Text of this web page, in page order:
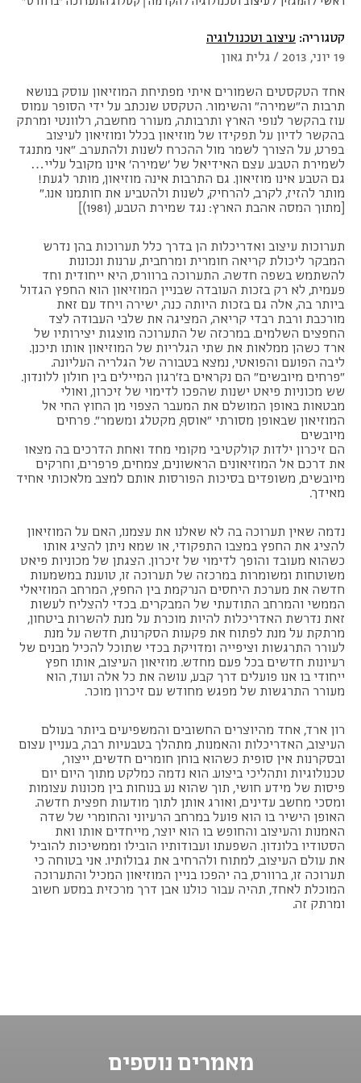
קטגוריה: עיצוב וטכנולוגיה
19 יוני, 2013 / גלית גאון
אחד הטקסטים השמורים איתי מפתיחת המוזיאון עוסק בנושא
תרבות ה"שמירה" והשימור. הטקסט שנכתב על ידי הסופר עמוס
עוז בהקשר לנופי הארץ ותרבותה, מעורר מחשבה, רלוונטי ומרתק
בהקשר לדיון על תפקידו של מוזיאון בכלל ומוזיאון לעיצוב
בפרט, על הצורך לשמר מול ההכרח לשנות ולהתערב. "אני מתנגד
לשמירת הטבע. עצם האידיאל של 'שמירה' אינו מקובל עליי…
גם הטבע אינו מוזיאון. גם התרבות אינה מוזיאון, מותר לגעת!
מותר להזיז, לקרב, להרחיק, לשנות ולהטביע את חותמנו אנו."
[מתוך המסה אהבת הארץ: נגד שמירת הטבע, (1981)]
תערוכות עיצוב ואדריכלות הן בדרך כלל תערוכות בהן נדרש
המבקר ליכולת קריאה חומרית ומרחבית, ערנות ונכונות
להשתמש בשפה חדשה. התערוכה ברוורס, היא ייחודית וחד
פעמית, לא רק בזכות העובדה שבניין המוזיאון הוא החפץ הגדול
ביותר בה, אלה גם בזכות היותה כנה, ישירה ויחד עם זאת
מורכבת ורבת רבדי קריאה, המציגה את שלבי העבודה לצד
החפצים השלמים. במרכזה של התערוכה מוצגות יצירותיו של
ארד כשהן ממלאות את שתי הגלריות של המוזיאון אותו תיכנן.
ליבה הפועם והפואטי, נמצא בטבורה של הגלריה העליונה.
"פרחים מיובשים" הם נקראים בז'רגון המיילים בין חולון ללונדון.
שש מכוניות פיאט ישנות שהפכו לדימוי של זיכרון, ואולי
מבטאות באופן המושלם את המעבר הצפוי מן החוץ החי אל
המוזיאון שבאופן מסורתי "אוסף, מקטלג ומשמר". פרחים
מיובשים
הם זיכרון ילדות קולקטיבי מקומי מחד ואחת הדרכים בה מצאו
את דרכם אל המוזיאונים הראשונים, צמחים, פרפרים, וחרקים
מיובשים, משופדים בסיכות הפורסות אותם למצב מלאכותי אחיד
מאידך.
נדמה שאין תערוכה בה לא שאלנו את עצמנו, האם על המוזיאון
להציג את החפץ במצבו התפקודי, או שמא ניתן להציג אותו
כשהוא מעובד והופך לדימוי של זיכרון. הצגתן של מכוניות פיאט
משוטחות ומשומרות במרכזה של תערוכה זו, טוענת במשמעות
חדשה את מערכת היחסים הנרקמת בין החפץ, המרחב המוזיאלי
הממשי והמרחב התודעתי של המבקרים. בכדי להצליח לעשות
זאת נדרשת האדריכלות להיות מוכרת על מנת להשרות ביטחון,
מרתקת על מנת לפתוח את פקעות הסקרנות, חדשה על מנת
לעורר התרגשות וציפייה ומדויקת בכדי שתוכל להכיל מבנים של
רעיונות חדשים בכל פעם מחדש. מוזיאון העיצוב, אותו חפץ
ייחודי בו אנו פועלים דרך קבע, עושה את כל אלה ועוד, הוא
מעורר התרגשות של מפגש מחודש עם זיכרון מוכר.
רון ארד, אחד מהיוצרים החשובים והמשפיעים ביותר בעולם
העיצוב, האדריכלות והאמנות, מתהלך בטבעיות רבה, בעניין עצום
ובסקרנות אין סופית כשהוא בוחן חומרים חדשים, ייצור,
טכנולוגיות ותהליכי ביצוע. הוא נדמה כמלקט מתוך היום יום
פיסות של מידע חושי, תוך שהוא נע בנוחות בין מכונות עצומות
ומסכי מחשב עדינים, ואורג אותן לתוך מודעות חפצית חדשה.
האופן הישיר בו הוא פועל במרחב הרעיוני והחומרי של שדה
האמנות והעיצוב והחופש בו הוא יוצר, מייחדים אותו ואת
הסטודיו בלונדון. השפעתו ועבודותיו הובילו וממשיכות להוביל
את עולם העיצוב, למתוח ולהרחיב את גבולותיו. אני בטוחה כי
תערוכה זו, ברוורס, בה יהפכו בניין המוזיאון המכיל והתערוכה
המוכלת לאחד, תהיה עבור כולנו אבן דרך מרכזית במסע חשוב
ומרתק זה.
מאמרים נוספים